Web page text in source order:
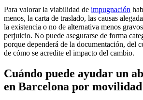
Para valorar la viabilidad de impugnación
menos, la carta de traslado, las causas
la existencia o no de alternativa menos
perjuicio. No puede asegurarse de forma
porque dependerá de la documentación, del
de cómo se acredite el impacto del cambio.
Cuándo puede ayudar un
en Barcelona por